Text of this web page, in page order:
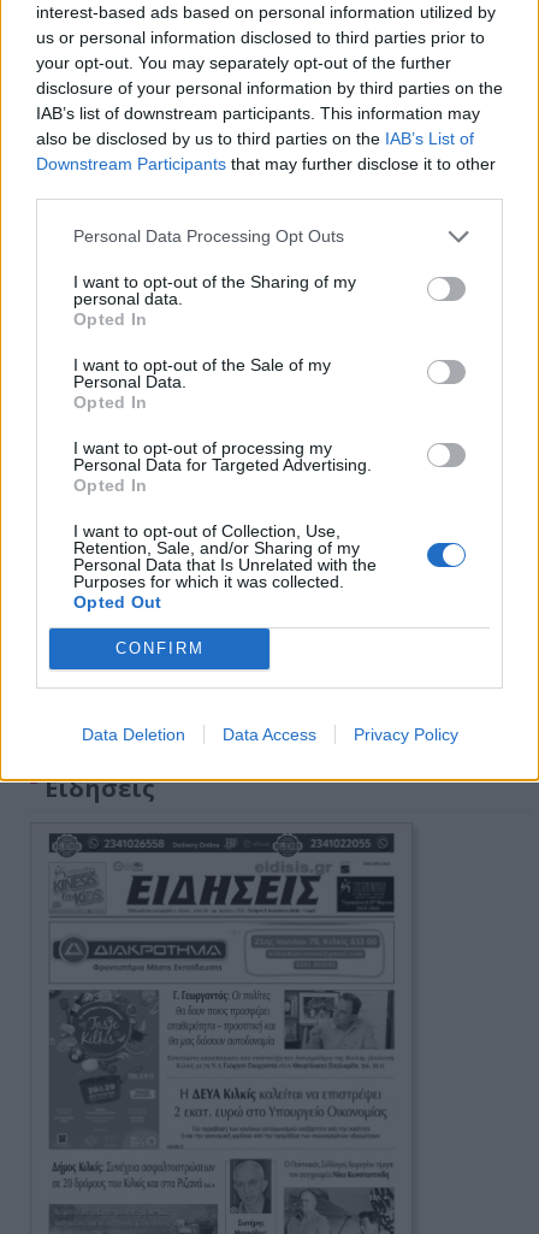
interest-based ads based on personal information utilized by
us or personal information disclosed to third parties prior to
your opt-out. You may separately opt-out of the further
disclosure of your personal information by third parties on the
IAB’s list of downstream participants. This information may
also be disclosed by us to third parties on the IAB’s List of
Downstream Participants that may further disclose it to other
Personal Data Processing Opt Outs
I want to opt-out of the Sharing of my
personal data.
Opted In
I want to opt-out of the Sale of my
Personal Data.
Opted In
I want to opt-out of processing my
Personal Data for Targeted Advertising.
Opted In
I want to opt-out of Collection, Use,
Retention, Sale, and/or Sharing of my
Personal Data that Is Unrelated with the
Purposes for which it was collected.
Opted Out
CONFIRM
Data Deletion Data Access Privacy Policy
Πρωινή
Ειδήσεις